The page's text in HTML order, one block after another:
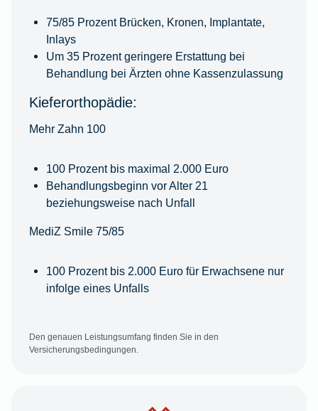
75/85 Prozent Brücken, Kronen, Implantate,
Inlays
Um 35 Prozent geringere Erstattung bei
Behandlung bei Ärzten ohne Kassenzulassung
Kieferorthopädie:
Mehr Zahn 100
100 Prozent bis maximal 2.000 Euro
Behandlungsbeginn vor Alter 21
beziehungsweise nach Unfall
MediZ Smile 75/85
100 Prozent bis 2.000 Euro für Erwachsene nur
infolge eines Unfalls
Den genauen Leistungsumfang finden Sie in den
Versicherungsbedingungen.